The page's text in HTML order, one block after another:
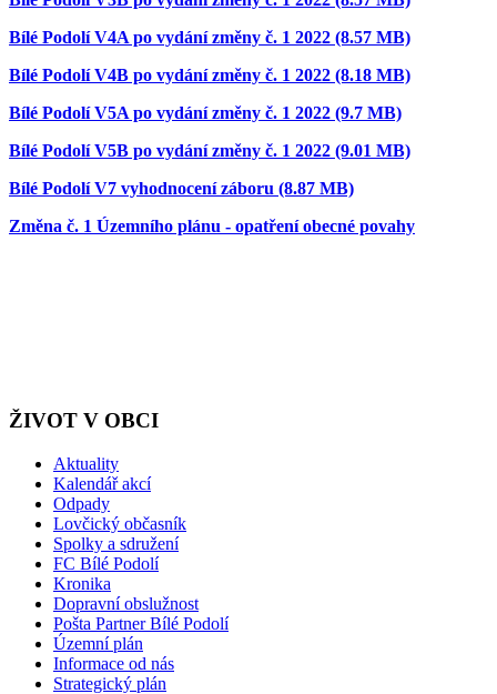
Bílé Podolí V4A po vydání změny č. 1 2022 (8.57 MB)
Bílé Podolí V4B po vydání změny č. 1 2022 (8.18 MB)
Bílé Podolí V5A po vydání změny č. 1 2022 (9.7 MB)
Bílé Podolí V5B po vydání změny č. 1 2022 (9.01 MB)
Bílé Podolí V7 vyhodnocení záboru (8.87 MB)
Změna č. 1 Územního plánu - opatření obecné povahy
ŽIVOT V OBCI
Aktuality
Kalendář akcí
Odpady
Lovčický občasník
Spolky a sdružení
FC Bílé Podolí
Kronika
Dopravní obslužnost
Pošta Partner Bílé Podolí
Územní plán
Informace od nás
Strategický plán